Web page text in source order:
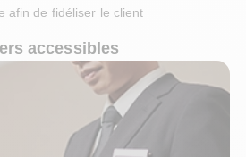
afin de fidéliser le client
accessibles